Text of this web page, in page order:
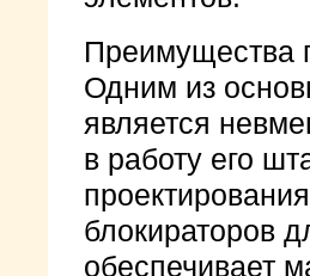
Преимущества
Одним из
является
в работу его
блокираторов
обеспечивает